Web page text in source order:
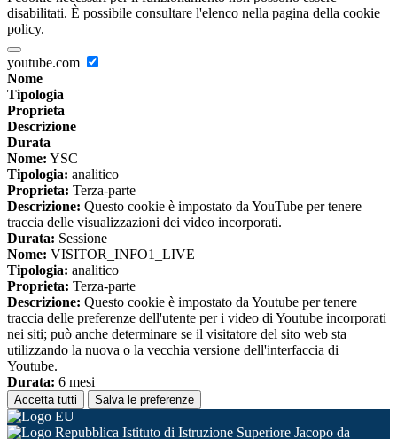
disabilitati. È possibile consultare l'elenco nella pagina della cookie
policy.
youtube.com
Nome
Tipologia
Proprieta
Descrizione
Durata
Nome: YSC
Tipologia: analitico
Proprieta: Terza-parte
Descrizione: Questo cookie è impostato da YouTube per tenere
traccia delle visualizzazioni dei video incorporati.
Durata: Sessione
Nome: VISITOR_INFO1_LIVE
Tipologia: analitico
Proprieta: Terza-parte
Descrizione: Questo cookie è impostato da Youtube per tenere
traccia delle preferenze dell'utente per i video di Youtube incorporati
nei siti; può anche determinare se il visitatore del sito web sta
utilizzando la nuova o la vecchia versione dell'interfaccia di
Youtube.
Durata: 6 mesi
Accetta tutti Salva le preferenze
Istituto di Istruzione Superiore Jacopo da